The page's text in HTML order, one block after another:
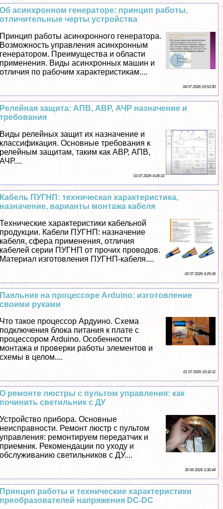
Об асинхронном генераторе: принцип работы,
отличительные черты устройства
Принцип работы асинхронного генератора.
Возможность управления асинхронным
генератором. Преимущества и области
применения. Виды асинхронных машин и
отличия по рабочим хаpaктеристикам....
04 07 2026 19:53:50
Релейная защита: АПВ, АВР, АЧР назначение и
требования
Виды релейных защит их назначение и
классификация. Основные требования к
релейным защитам, таким как АВР, АПВ,
АЧР....
03 07 2026 4:28:33
Кабель ПУГНП: техническая хаpaктеристика,
назначение, варианты монтажа кабеля
Технические хаpaктеристики кабельной
продукции. Кабели ПУГНП: назначение
кабеля, сфера применения, отличия
кабелей серии ПУГНП от прочих проводов.
Материал изготовления ПУГНП-кабеля....
02 07 2026 4:29:36
Паяльник на процессоре Arduino: изготовление
своими руками
Что такое процессор Ардуино. Схема
подключения блока питания к плате с
процессором Arduino. Особенности
монтажа и проверки работы элементов и
схемы в целом....
01 07 2026 19:32:11
О ремонте люстры с пультом управления: как
починить светильник с ДУ
Устройство прибора. Основные
неисправности. Ремонт люстр с пультом
управления: ремонтируем передатчик и
приемник. Рекомендации по уходу и
обслуживанию светильников с ДУ....
30 06 2026 3:30:44
Принцип работы и технические хаpaктеристики
преобразователей напряжения DC-DC